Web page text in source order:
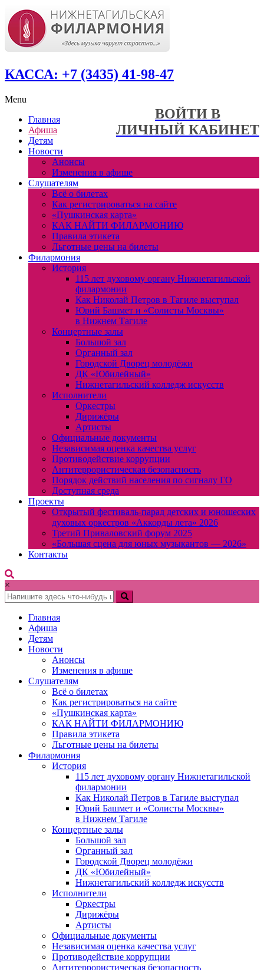
КАССА: +7 (3435) 41-98-47
ВОЙТИ В
ЛИЧНЫЙ КАБИНЕТ
Menu
Главная
Афиша
Детям
Новости
Анонсы
Изменения в афише
Слушателям
Всё о билетах
Как регистрироваться на сайте
«Пушкинская карта»
КАК НАЙТИ ФИЛАРМОНИЮ
Правила этикета
Льготные цены на билеты
Филармония
История
115 лет духовому органу Нижнетагильской
филармонии
Как Николай Петров в Тагиле выступал
Юрий Башмет и «Солисты Москвы»
в Нижнем Тагиле
Концертные залы
Большой зал
Органный зал
Городской Дворец молодёжи
ДК «Юбилейный»
Нижнетагильский колледж искусств
Исполнители
Оркестры
Дирижёры
Артисты
Официальные документы
Независимая оценка качества услуг
Противодействие коррупции
Антитеррористическая безопасность
Порядок действий населения по сигналу ГО
Доступная среда
Проекты
Открытый фестиваль-парад детских и юношеских
духовых оркестров «Аккорды лета» 2026
Третий Приваловский форум 2025
«Большая сцена для юных музыкантов — 2026»
Контакты
×
Главная
Афиша
Детям
Новости
Анонсы
Изменения в афише
Слушателям
Всё о билетах
Как регистрироваться на сайте
«Пушкинская карта»
КАК НАЙТИ ФИЛАРМОНИЮ
Правила этикета
Льготные цены на билеты
Филармония
История
115 лет духовому органу Нижнетагильской
филармонии
Как Николай Петров в Тагиле выступал
Юрий Башмет и «Солисты Москвы»
в Нижнем Тагиле
Концертные залы
Большой зал
Органный зал
Городской Дворец молодёжи
ДК «Юбилейный»
Нижнетагильский колледж искусств
Исполнители
Оркестры
Дирижёры
Артисты
Официальные документы
Независимая оценка качества услуг
Противодействие коррупции
Антитеррористическая безопасность